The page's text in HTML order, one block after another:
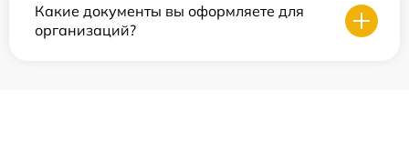
Какие документы вы оформляете для
организаций?